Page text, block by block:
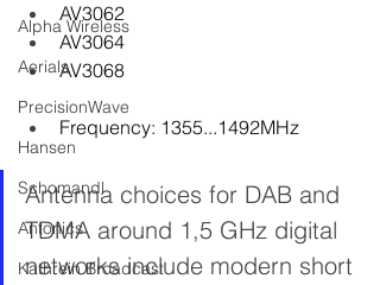
Alpha Wireless
Aerials
PrecisionWave
Hansen
Schomandl
Antonics
Kathrein Broadcast
AV3062
AV3064
AV3068
Frequency: 1355...1492MHz
Antenna choices for DAB and
TDMA around 1,5 GHz digital
networks include modern short